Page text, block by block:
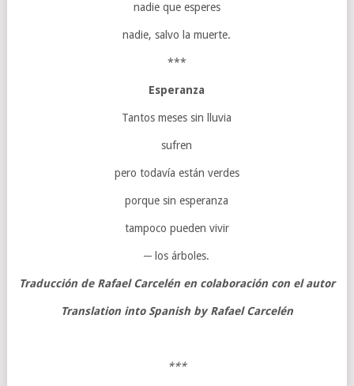
nadie que esperes
nadie, salvo la muerte.
***
Esperanza
Tantos meses sin lluvia
sufren
pero todavía están verdes
porque sin esperanza
tampoco pueden vivir
─ los árboles.
Traducción de Rafael Carcelén en colaboración con el autor
Translation into Spanish by Rafael Carcelén
***